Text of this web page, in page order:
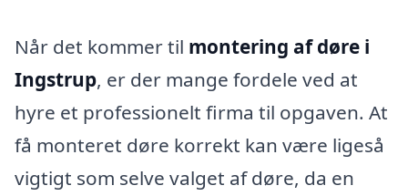
Når det kommer til montering af døre i
Ingstrup, er der mange fordele ved at
hyre et professionelt firma til opgaven. At
få monteret døre korrekt kan være ligeså
vigtigt som selve valget af døre, da en